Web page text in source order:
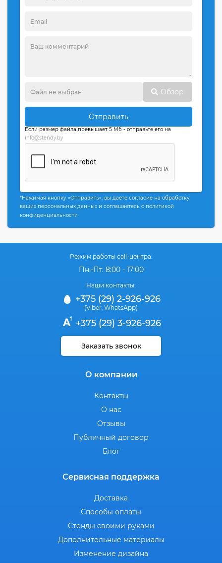
Обзор
Отправить
Если размер файла превышает 5 Мб - отправьте его на
info@stendy.by
*Нажимая кнопку «Отправить», вы даете согласие на обработку
ваших персональных данных и соглашаетесь с политикой
конфиденциальности
Режим работы call-центра:
Пн.-Пт. 8:00 - 17:00
Наши контакты:
+375 (29) 2-926-926
(Viber WhatsApp)
+375 (29) 3-926-926
Заказать звонок
О компании
Контакты
О нас
Отзывы
Публичный договор
Блог
Сервисная поддержка
Доставка
Способы оплаты
Стенды своими руками
Дополнительные материалы
Изменение дизайна